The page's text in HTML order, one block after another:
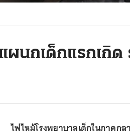
ผนกเด็กแรกเกิ
ไฟไหม้โรงพยาบาลเด็กในภาคก